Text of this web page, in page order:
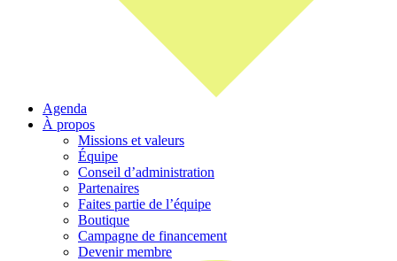
Agenda
À propos
Missions et valeurs
Équipe
Conseil d’administration
Partenaires
Faites partie de l’équipe
Boutique
Campagne de financement
Devenir membre